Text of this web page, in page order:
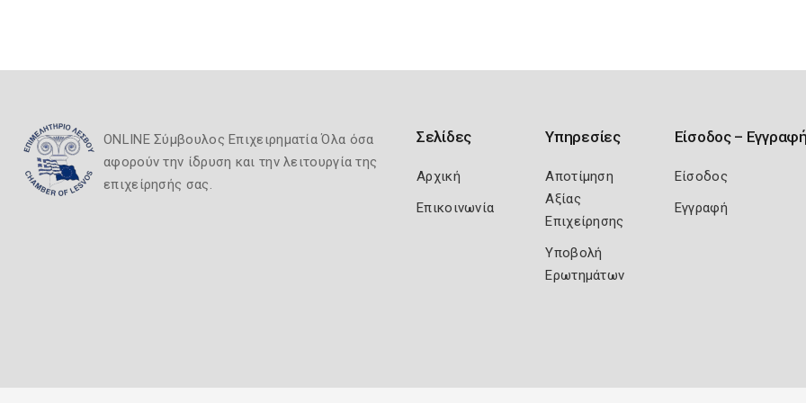
ONLINE Σύμβουλος Επιχειρηματία Όλα όσα
αφορούν την ίδρυση και την λειτουργία της
επιχείρησής σας.
Σελίδες
Αρχική
Επικοινωνία
Υπηρεσίες
Αποτίμηση
Αξίας
Επιχείρησης
Υποβολή
Ερωτημάτων
Είσοδος –
Είσοδος
Εγγραφή